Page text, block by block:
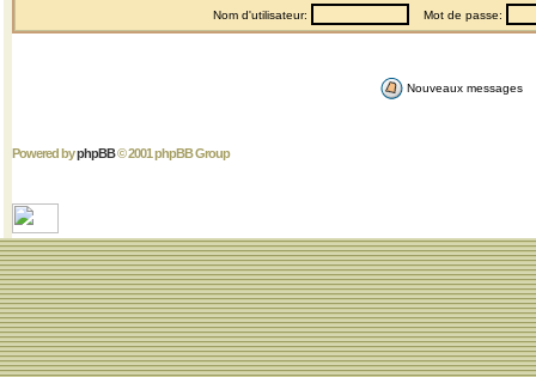
Nom d'utilisateur: Mot de passe:
Nouveaux messages
Powered byphpBB© 2001 phpBB Group